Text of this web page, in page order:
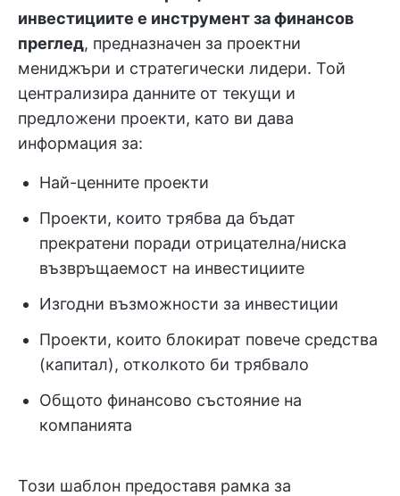
инвестициите е инструмент за финансов
преглед, предназначен за проектни
мениджъри и стратегически лидери. Той
централизира данните от текущи и
предложени проекти, като ви дава
информация за:
Най-ценните проекти
Проекти, които трябва да бъдат
прекратени поради отрицателна/ниска
възвръщаемост на инвестициите
Изгодни възможности за инвестиции
Проекти, които блокират повече средства
(капитал), отколкото би трябвало
Общото финансово състояние на
компанията
Този шаблон предоставя рамка за